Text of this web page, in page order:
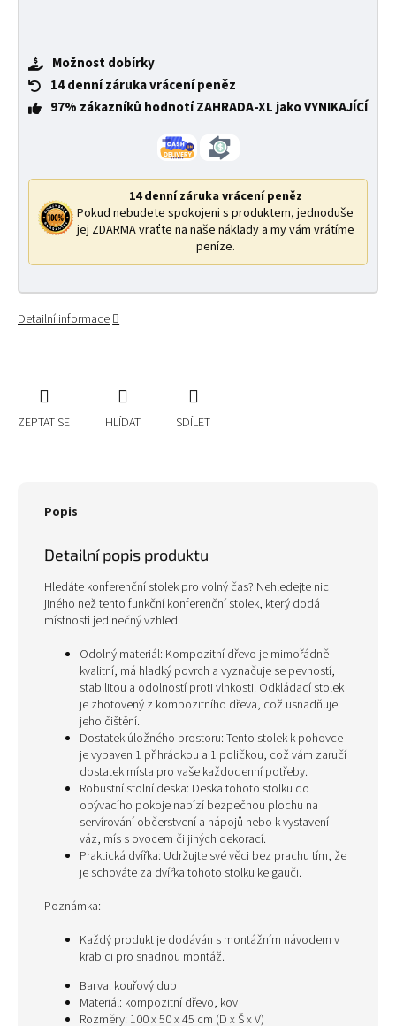
Možnost dobírky
14 denní záruka vrácení peněz
97% zákazníků hodnotí ZAHRADA-XL jako VYNIKAJÍCÍ
14 denní záruka vrácení peněz
Pokud nebudete spokojeni s produktem, jednoduše
jej ZDARMA vraťte na naše náklady a my vám vrátíme
peníze.
Detailní informace
ZEPTAT SE HLÍDAT SDÍLET
Popis
Detailní popis produktu
Hledáte konferenční stolek pro volný čas? Nehledejte nic
jiného než tento funkční konferenční stolek, který dodá
místnosti jedinečný vzhled.
Odolný materiál: Kompozitní dřevo je mimořádně
kvalitní, má hladký povrch a vyznačuje se pevností,
stabilitou a odolností proti vlhkosti. Odkládací stolek
je zhotovený z kompozitního dřeva, což usnadňuje
jeho čištění.
Dostatek úložného prostoru: Tento stolek k pohovce
je vybaven 1 přihrádkou a 1 poličkou, což vám zaručí
dostatek místa pro vaše každodenní potřeby.
Robustní stolní deska: Deska tohoto stolku do
obývacího pokoje nabízí bezpečnou plochu na
servírování občerstvení a nápojů nebo k vystavení
váz, mís s ovocem či jiných dekorací.
Praktická dvířka: Udržujte své věci bez prachu tím, že
je schováte za dvířka tohoto stolku ke gauči.
Poznámka:
Každý produkt je dodáván s montážním návodem v
krabici pro snadnou montáž.
Barva: kouřový dub
Materiál: kompozitní dřevo, kov
Rozměry: 100 x 50 x 45 cm (D x Š x V)